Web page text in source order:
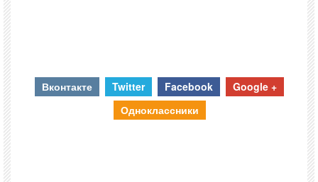
Вконтакте Twitter Facebook
Google +
Одноклассники